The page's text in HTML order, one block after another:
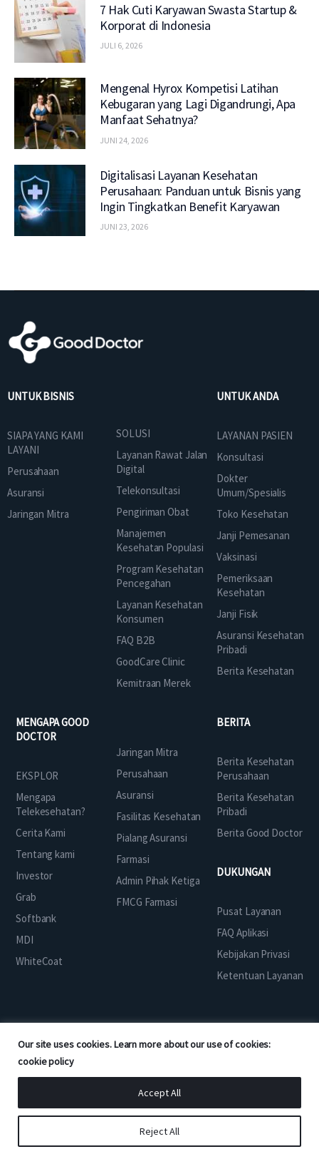
Our site uses cookies. Learn more about our use of cookies:
cookie policy
Reject All
Accept All
7 Hak Cuti Karyawan Swasta Startup &
Korporat di Indonesia
JULI 6, 2026
Mengenal Hyrox Kompetisi Latihan
Kebugaran yang Lagi Digandrungi, Apa
Manfaat Sehatnya?
JUNI 24, 2026
Digitalisasi Layanan Kesehatan
Perusahaan: Panduan untuk Bisnis yang
Ingin Tingkatkan Benefit Karyawan
JUNI 23, 2026
UNTUK BISNIS
SIAPA YANG KAMI
LAYANI
Perusahaan
Asuransi
Jaringan Mitra
SOLUSI
Layanan Rawat Jalan
Digital
Telekonsultasi
Pengiriman Obat
Manajemen
Kesehatan Populasi
Program Kesehatan
Pencegahan
Layanan Kesehatan
Konsumen
FAQ B2B
GoodCare Clinic
Kemitraan Merek
UNTUK ANDA
LAYANAN PASIEN
Konsultasi
Dokter
Umum/Spesialis
Toko Kesehatan
Janji Pemesanan
Vaksinasi
Pemeriksaan
Kesehatan
Janji Fisik
Asuransi Kesehatan
Pribadi
Berita Kesehatan
MENGAPA GOOD
DOCTOR
EKSPLOR
Mengapa
Telekesehatan?
Cerita Kami
Tentang kami
Investor
Grab
Softbank
MDI
WhiteCoat
Jaringan Mitra
Perusahaan
Asuransi
Fasilitas Kesehatan
Pialang Asuransi
Farmasi
Admin Pihak Ketiga
FMCG Farmasi
BERITA
Berita Kesehatan
Perusahaan
Berita Kesehatan
Pribadi
Berita Good Doctor
DUKUNGAN
Pusat Layanan
FAQ Aplikasi
Kebijakan Privasi
Ketentuan Layanan
UNDUH APLIKASI